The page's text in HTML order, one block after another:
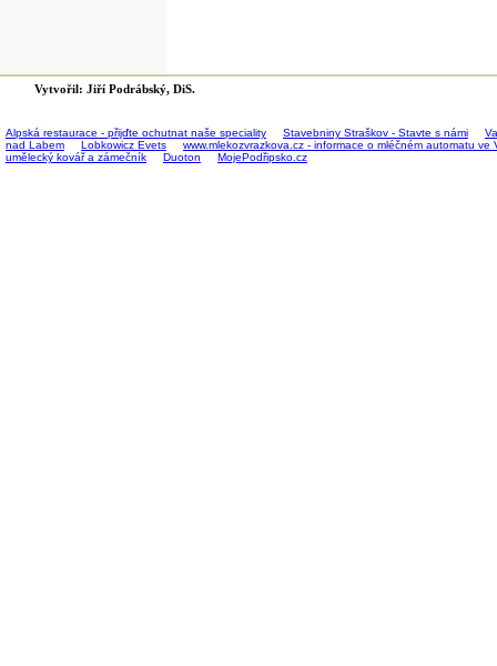
Vytvořil: Jiří Podrábský, DiS.
Alpská restaurace - přijďte ochutnat naše speciality Stavebniny Straškov - Stavte s námi
nad Labem
Lobkowicz Evets
www.mlekozvrazkova.cz - informace o mléčném automatu
umělecký kovář a zámečník
Duoton MojePodřipsko.cz